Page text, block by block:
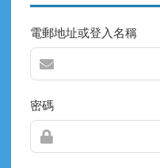
電郵地址或登入名稱
密碼